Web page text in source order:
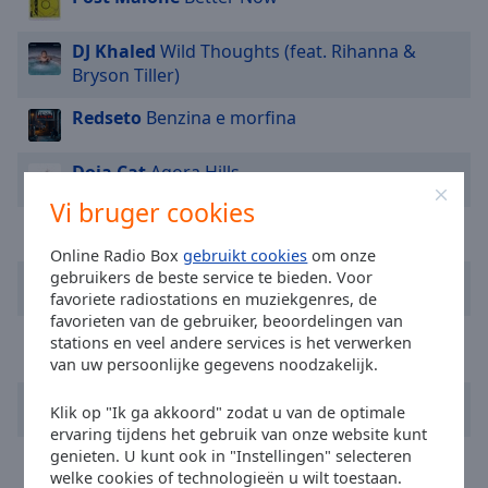
Vi bruger cookies
Online Radio Boxgebruikt cookies om onze
gebruikers de beste service te bieden. Voor
favoriete radiostations en muziekgenres, de
favorieten van de gebruiker, beoordelingen van
stations en veel andere services is het verwerken
van uw persoonlijke gegevens noodzakelijk.
Klik op "Ik ga akkoord" zodat u van de optimale
ervaring tijdens het gebruik van onze website kunt
genieten. U kunt ook in "Instellingen" selecteren
welke cookies of technologieën u wilt toestaan.
Area
Color
Opacity
Family
DJ Khaled Wild Thoughts (feat. Rihanna &
Bryson Tiller)
Redseto Benzina e morfina
Doja CatAgora Hills
T.I. Live Your Life (feat. Rihanna)
Post MaloneP****o (feat. Ty Dolla $ign)
DJ KhaledI'm the One (feat. Justin Bieber,
Quavo, Chance the Rapper & Lil Wayne)
Jelly Roll
Save Me
Tyler, The CreatorSugar on My Tongue